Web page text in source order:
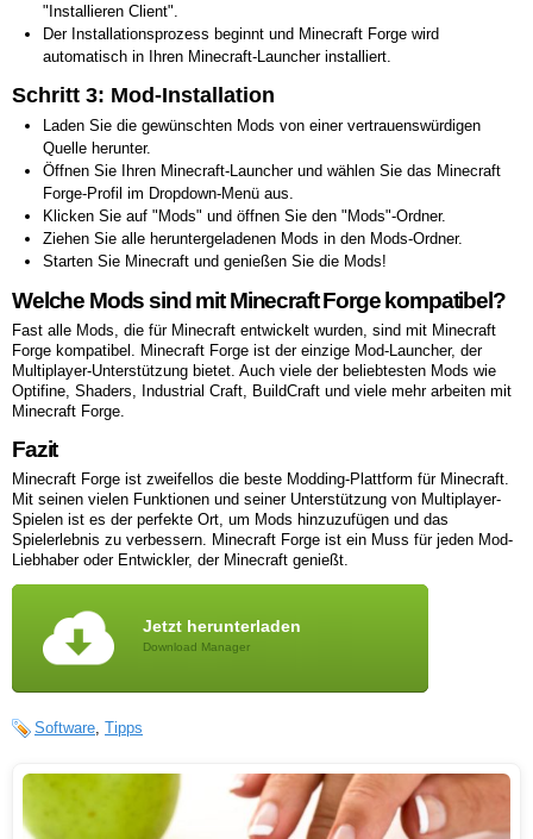
"Installieren Client".
Der Installationsprozess beginnt und Minecraft Forge wird
automatisch in Ihren Minecraft-Launcher installiert.
Schritt 3: Mod-Installation
Laden Sie die gewünschten Mods von einer vertrauenswürdigen
Quelle herunter.
Öffnen Sie Ihren Minecraft-Launcher und wählen Sie das Minecraft
Forge-Profil im Dropdown-Menü aus.
Klicken Sie auf "Mods" und öffnen Sie den "Mods"-Ordner.
Ziehen Sie alle heruntergeladenen Mods in den Mods-Ordner.
Starten Sie Minecraft und genießen Sie die Mods!
Welche Mods sind mit Minecraft Forge kompatibel?
Fast alle Mods, die für Minecraft entwickelt wurden, sind mit Minecraft
Forge kompatibel. Minecraft Forge ist der einzige Mod-Launcher, der
Multiplayer-Unterstützung bietet. Auch viele der beliebtesten Mods wie
Optifine, Shaders, Industrial Craft, BuildCraft und viele mehr arbeiten mit
Minecraft Forge.
Fazit
Minecraft Forge ist zweifellos die beste Modding-Plattform für Minecraft.
Mit seinen vielen Funktionen und seiner Unterstützung von Multiplayer-
Spielen ist es der perfekte Ort, um Mods hinzuzufügen und das
Spielerlebnis zu verbessern. Minecraft Forge ist ein Muss für jeden Mod-
Liebhaber oder Entwickler, der Minecraft genießt.
Jetzt herunterladen
Download Manager
Software, Tipps